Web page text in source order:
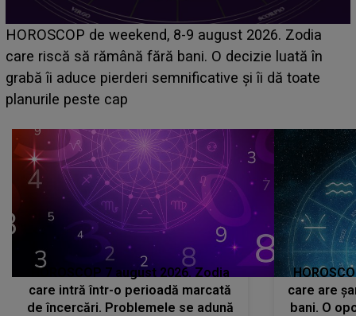
Emanuel a ținut ACEST DETALIU ASCUNS până
acum! În fața Alexandrei, concurentul din Casa Iubirii
face o MĂRTURISIRE NEAȘTEPTATĂ despre mama
sa: "I-am spus și ei în față, eu nu te iubesc pentru
HOROSCOP 7 august 2026. Zodia
care intră într-o perioadă marcată
de încercări. Problemele se adună
care are
bani. O